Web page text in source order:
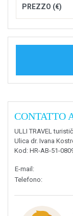
PREZZO (€)
CONTATTO
ULLI TRAVEL
Ulica dr. Ivana
Kod : HR-AB-51-
E-mail :
Telefono: